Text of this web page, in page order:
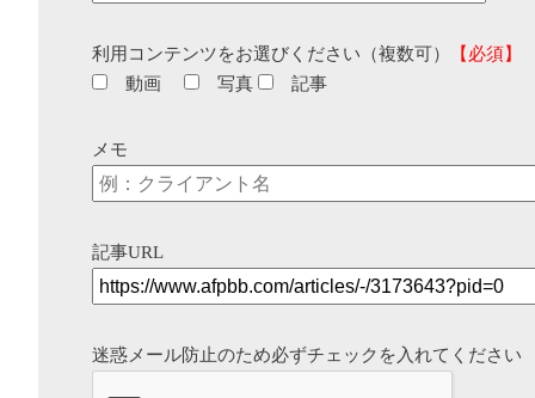
利用コンテンツをお選びください（複数可）
【必須】
動画
写真 記事
メモ
記事URL
迷惑メール防止のため必ずチェックを入れてください